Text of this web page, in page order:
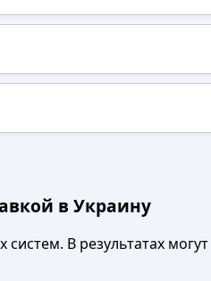
в Украину
В результатах